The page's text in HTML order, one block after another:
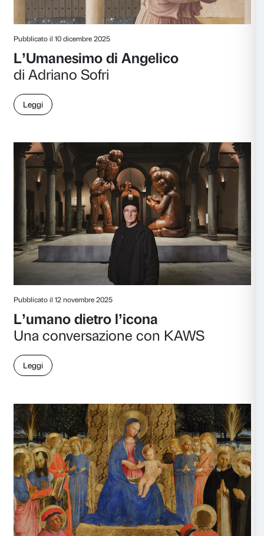
Pubblicato il 01 aprile 2026
Il mito ancora esiste
di Silvia Romani
Pubblicato il 19 gennaio 2026
Angelico, tradurre la luce
di Emanuela Buccioni
Leggi